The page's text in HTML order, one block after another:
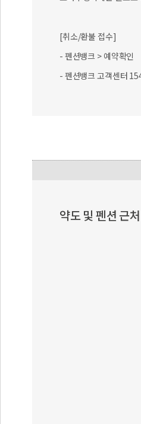
[취소/환불 접수]
- 펜션뱅크 > 예약확인
- 펜션뱅크 고객센터
약도 및 펜션 근